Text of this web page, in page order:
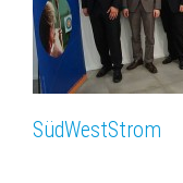
SüdWest­Strom